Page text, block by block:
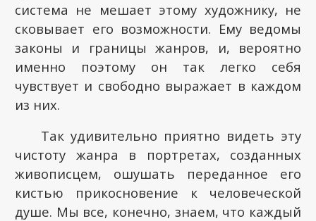
система не мешает этому художнику, не
сковывает его возможности. Ему ведомы
законы и границы жанров, и, вероятно
именно поэтому он так легко себя
чувствует и свободно выражает в каждом
из них.
Так удивительно приятно видеть эту
чистоту жанра в портретах, созданных
живописцем, ошушать переданное его
кистью прикосновение к человеческой
душе. Мы все, конечно, знаем, что каждый